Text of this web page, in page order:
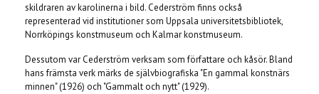
skildraren av karolinerna i bild. Cederström finns också
representerad vid institutioner som Uppsala universitetsbibliotek,
Norrköpings konstmuseum och Kalmar konstmuseum.
Dessutom var Cederström verksam som författare och kåsör. Bland
hans främsta verk märks de självbiografiska "En gammal konstnärs
minnen" (1926) och "Gammalt och nytt" (1929).